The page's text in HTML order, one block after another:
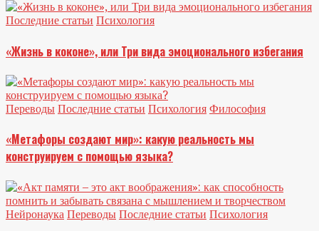
Последние статьи Психология
«Жизнь в коконе», или Три вида эмоционального избегания
Переводы Последние статьи Психология Философия
«Метафоры создают мир»: какую реальность мы
конструируем с помощью языка?
Нейронаука Переводы Последние статьи Психология